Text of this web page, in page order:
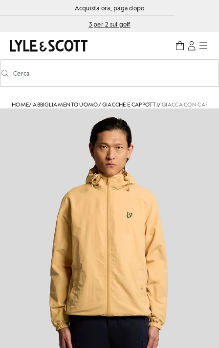
Vai al contenuto principale
Informazioni sull'accessibilitàAcquista ora, paga dopo
3 per 2 sul golf
Attiva/disattiva la ricerca predittiva
Cerca
HOME/ABBIGLIAMENTO UOMO/GIACCHE E CAPPOTTI/GIACCA CON